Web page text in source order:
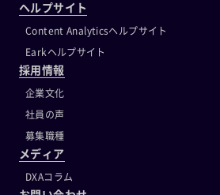
ヘルプサイト
Content Analyticsヘルプサイト
Earkヘルプサイト
採用情報
企業文化
社員の声
募集職種
メディア
DXAコラム